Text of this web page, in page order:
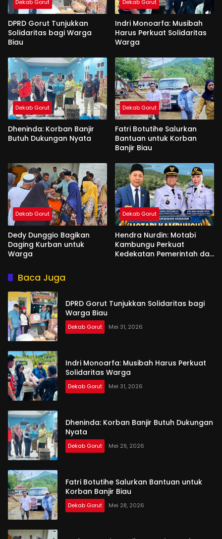
Dekab Gorut
DPRD Gorut Tunjukkan
Solidaritas bagi Warga
Biau
Dekab Gorut
Indri Monoarfa: Musibah
Harus Perkuat Solidaritas
Warga
Dekab Gorut
Dheninda: Korban Banjir
Butuh Dukungan Nyata
Dekab Gorut
Fatri Botutihe Salurkan
Bantuan untuk Korban
Banjir Biau
Dekab Gorut
Dedy Dunggio Bagikan
Daging Kurban untuk
Warga
Dekab Gorut
Hendra Nurdin: Motabi
Kambungu Perkuat
Kedekatan Pemerintah dan
Baca Juga
DPRD Gorut Tunjukkan Solidaritas bagi
Warga Biau
Dekab Gorut Mei 31, 2026
Indri Monoarfa: Musibah Harus Perkuat
Solidaritas Warga
Dekab Gorut Mei 31, 2026
Dheninda: Korban Banjir Butuh Dukungan
Nyata
Dekab Gorut Mei 29, 2026
Fatri Botutihe Salurkan Bantuan untuk
Korban Banjir Biau
Dekab Gorut Mei 28, 2026